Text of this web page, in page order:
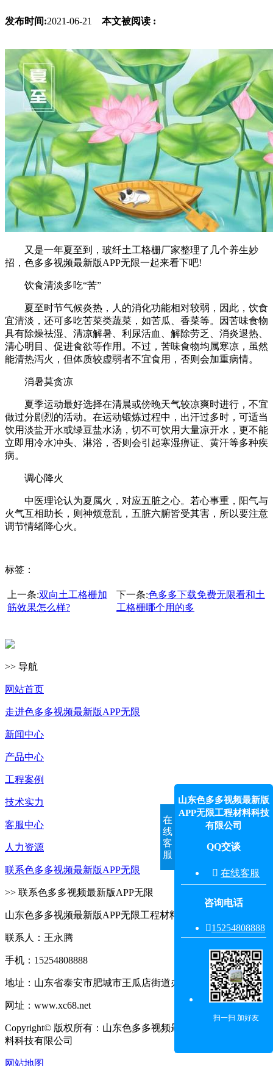
发布时间:2021-06-21 本文被阅读 :
又是一年夏至到，玻纤土工格栅厂家整理了几个养生妙
招，色多多视频最新版APP无限一起来看下吧!
饮食清淡多吃“苦”
夏至时节气候炎热，人的消化功能相对较弱，因此，饮食
宜清淡，还可多吃苦菜类蔬菜，如苦瓜、香菜等。因苦味食物
具有除燥祛湿、清凉解暑、利尿活血、解除劳乏、消炎退热、
清心明目、促进食欲等作用。不过，苦味食物均属寒凉，虽然
能清热泻火，但体质较虚弱者不宜食用，否则会加重病情。
消暑莫贪凉
夏季运动最好选择在清晨或傍晚天气较凉爽时进行，不宜
做过分剧烈的活动。在运动锻炼过程中，出汗过多时，可适当
饮用淡盐开水或绿豆盐水汤，切不可饮用大量凉开水，更不能
立即用冷水冲头、淋浴，否则会引起寒湿痹证、黄汗等多种疾
病。
调心降火
中医理论认为夏属火，对应五脏之心。若心事重，阳气与
火气互相助长，则神烦意乱，五脏六腑皆受其害，所以要注意
调节情绪降心火。
标签：
上一条:双向土工格栅加
筋效果怎么样?
下一条:色多多下载免费无限看和土
工格栅哪个用的多
>> 导航
网站首页
走进色多多视频最新版APP无限
新闻中心
产品中心
工程案例
技术实力
客服中心
人力资源
联系色多多视频最新版APP无限
>> 联系色多多视频最新版APP无限
山东色多多视频最新版APP无限工程材料科技有限公司
联系人：王永腾
手机：15254808888
地址：山东省泰安市肥城市王瓜店街道办事处王东村东
网址：www.xc68.net
Copyright© 版权所有：山东色多多视频最新版APP无限工程材
料科技有限公司
在
线
客
服
山东色多多视频最新版
APP无限工程材料科技
有限公司
QQ交谈
 在线客服
咨询电话
15254808888‬
扫一扫 加好友
网站地图